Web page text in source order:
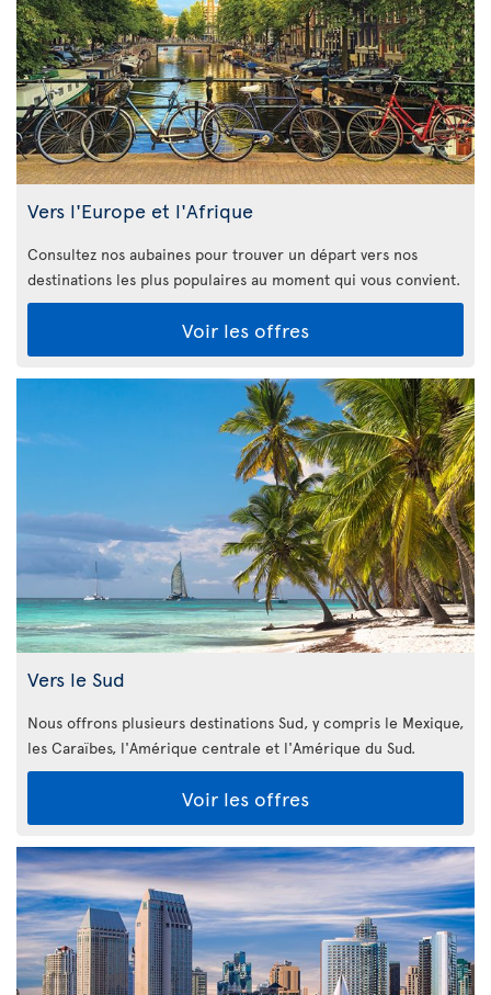
Vers l'Europe et l'Afrique
Consultez nos aubaines pour trouver un départ vers nos
destinations les plus populaires au moment qui vous convient.
Voir les offres
Vers le Sud
Nous offrons plusieurs destinations Sud, y compris le Mexique,
les Caraïbes, l'Amérique centrale et l'Amérique du Sud.
Voir les offres